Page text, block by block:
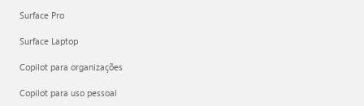
Surface Pro
Surface Laptop
Copilot para organizações
Copilot para uso pessoal